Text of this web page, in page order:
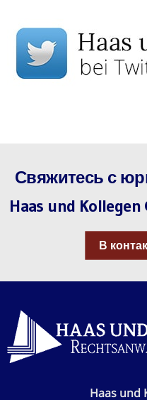
Свяжитесь с
Haas und
В
Haas und